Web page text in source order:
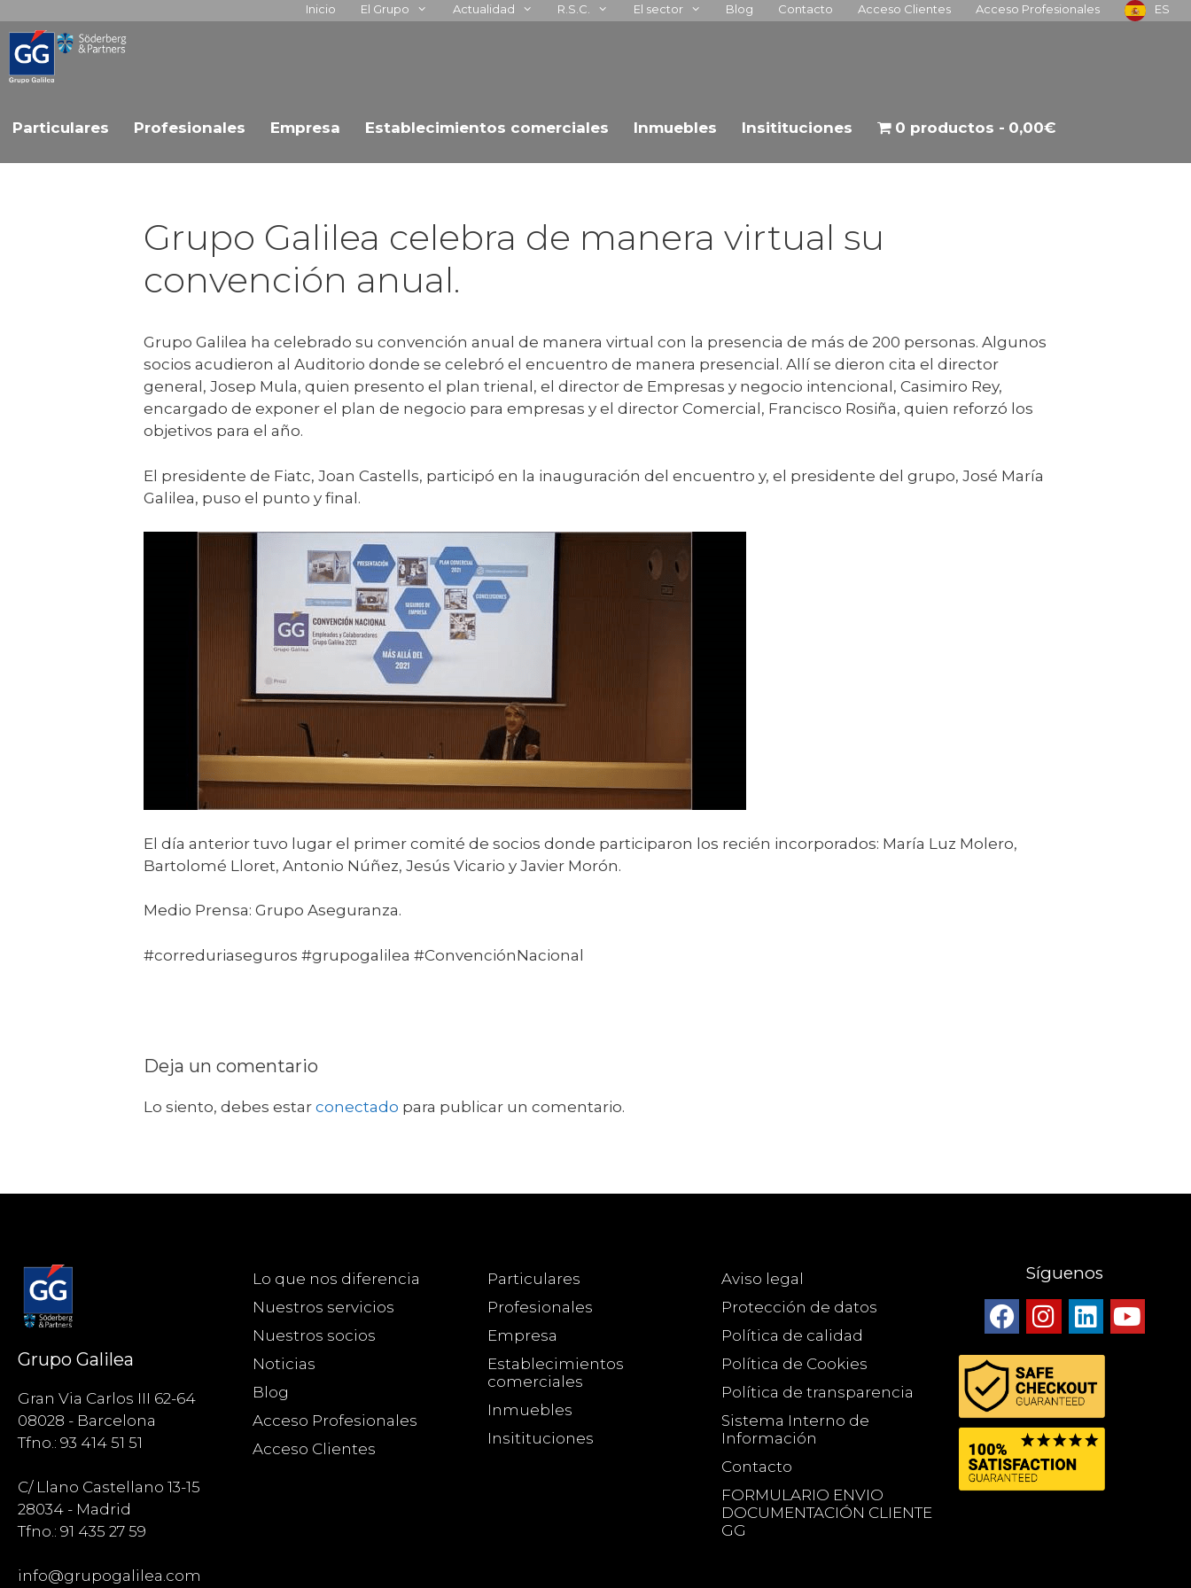
Inicio El Grupo Actualidad R.S.C. El sector Blog Contacto Acceso Clientes Acceso Profesionales ES
Particulares Profesionales Empresa Establecimientos comerciales Inmuebles Insitituciones 0 productos 0,00€
Grupo Galilea celebra de manera virtual su
convención anual.
Grupo Galilea ha celebrado su convención anual de manera virtual con la presencia de más de 200 personas. Algunos
socios acudieron al Auditorio donde se celebró el encuentro de manera presencial. Allí se dieron cita el director
general, Josep Mula, quien presento el plan trienal, el director de Empresas y negocio intencional, Casimiro Rey,
encargado de exponer el plan de negocio para empresas y el director Comercial, Francisco Rosiña, quien reforzó los
objetivos para el año.
El presidente de Fiatc, Joan Castells, participó en la inauguración del encuentro y, el presidente del grupo, José María
Galilea, puso el punto y final.
El día anterior tuvo lugar el primer comité de socios donde participaron los recién incorporados: María Luz Molero,
Bartolomé Lloret, Antonio Núñez, Jesús Vicario y Javier Morón.
Medio Prensa: Grupo Aseguranza.
#correduriaseguros #grupogalilea #ConvenciónNacional
Deja un comentario
Lo siento, debes estar conectado para publicar un comentario.
Grupo Galilea
Gran Via Carlos III 62-64
08028 - Barcelona
Tfno.: 93 414 51 51
C/ Llano Castellano 13-15
28034 - Madrid
Tfno.: 91 435 27 59
info@grupogalilea.com
Lo que nos diferencia
Nuestros servicios
Nuestros socios
Noticias
Blog
Acceso Profesionales
Acceso Clientes
Particulares
Profesionales
Empresa
Establecimientos
comerciales
Inmuebles
Insitituciones
Aviso legal
Protección de datos
Política de calidad
Política de Cookies
Política de transparencia
Sistema Interno de
Información
Contacto
FORMULARIO ENVIO
DOCUMENTACIÓN CLIENTE
GG
Síguenos